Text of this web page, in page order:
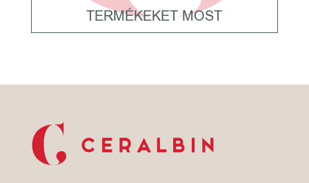
TERMÉKEKET MOST